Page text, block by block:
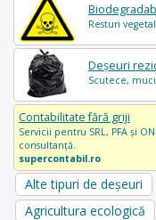
Resturi
Deșeuri
Scutece,
Contabilitate fără griji
Servicii pentru SRL, PFA și
consultanță.
supercontabil.ro
Alte tipuri de deșeuri
Agricultura ecologică